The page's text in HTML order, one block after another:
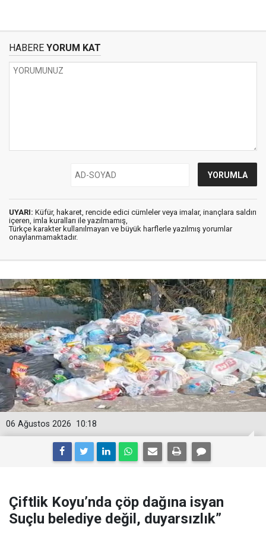
HABERE YORUM KAT
UYARI: Küfür, hakaret, rencide edici cümleler veya imalar, inançlara saldırı
içeren, imla kuralları ile yazılmamış,
Türkçe karakter kullanılmayan ve büyük harflerle yazılmış yorumlar
onaylanmamaktadır.
10:18
06 Ağustos 2026
Çiftlik Koyu’nda çöp dağına isyan
Suçlu belediye değil, duyarsızlık”